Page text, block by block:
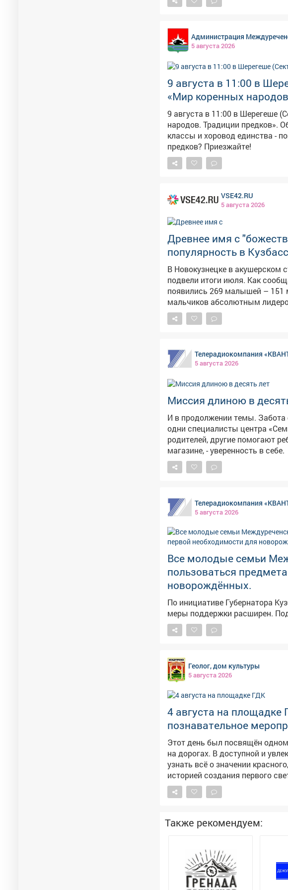
31 377. То есть всего за несколько
посёлке Теба в Междуреченском округе. Ранее сообщалось, что
Администрация
5 августа 2026
9 августа в 11:00 в
«Мир коренных
9 августа в 11:00 в Шерегеше
народов. Традиции предков». Обсуждения, национальная кухня, игры, мастер-
классы и хоровод единства -
предков? Приезжайте!
VSE42.RU
5 августа 2026
Древнее имя с
популярность в
В Новокузнецке в
подвели итоги июля. Как сообщает Минздрав Кузбасса, за месяц на свет
появились 269 малышей – 151
мальчиков абсолютным
выбрали родители 11 раз. В ведомстве отметили, что слухи о том, что имя Миша
выходит из моды, сильно
приняли 269 новорождённых,
этом году.
Телерадиокомпания
5 августа 2026
Миссия длиною в
И в продолжении темы. Забота
одни специалисты центра
родителей, другие помогают
магазине, - уверенность в себе.
Телерадиокомпания
5 августа 2026
Все молодые семьи
пользоваться
новорождённых.
По инициативе Губернатора
меры поддержки расширен.
Геолог, дом культуры
5 августа 2026
4 августа на площадке
познавательное
Этот день был посвящён
на дорогах. В доступной и
узнать всё о значении
историей создания первого
Поучаствовать в интерактивных играх и
не просто развлечением, а
заложить основы
Также рекомендуем: